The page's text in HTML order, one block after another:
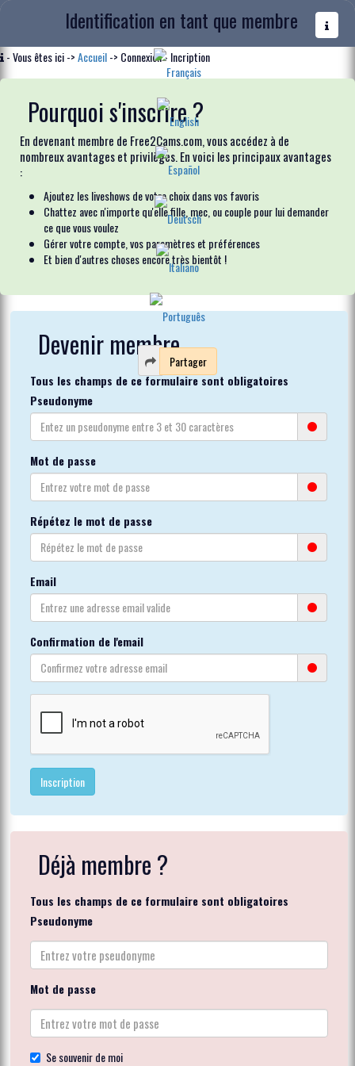
Identification en tant que membre
Partager
- Vous êtes ici ->Accueil-> Connexion - Incription
Pourquoi s'inscrire ?
En devenant membre de Free2Cams.com, vous accédez à de
nombreux avantages et privilèges. En voici les principaux avantages
:
Ajoutez les liveshows de votre choix dans vos favoris
Chattez avec n'importe qu'elle fille, mec, ou couple pour lui demander
ce que vous voulez
Gérer votre compte, vos paramètres et préférences
Et bien d'autres choses encore très bientôt !
Devenir membre
Tous les champs de ce formulaire sont obligatoires
Pseudonyme
Mot de passe
Répétez le mot de passe
Email
Confirmation de l'email
Déjà membre ?
Tous les champs de ce formulaire sont obligatoires
Pseudonyme
Mot de passe
Se souvenir de moi